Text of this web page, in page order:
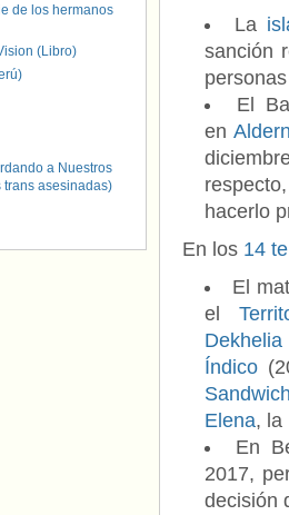
La
sanción
El
en
hacerlo
En los 14
El
el
Dekhelia
Índico
Elena, la
En
2017,
decisión
de los hermanos
(Libro)
a Nuestros
trans asesinadas)